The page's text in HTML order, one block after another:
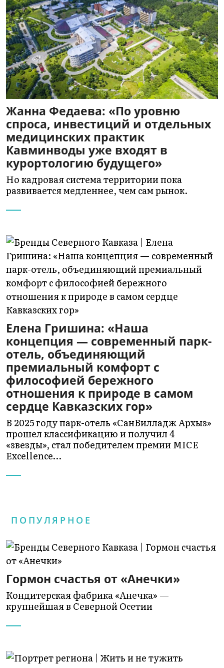
Жанна Федаева: «По уровню
спроса, инвестиций и отдельных
медицинских практик
Кавминводы уже входят в
курортологию будущего»
Но кадровая система территории пока
развивается медленнее, чем сам рынок.
Елена Гришина: «Наша
концепция — современный парк-
отель, объединяющий
премиальный комфорт с
философией бережного
отношения к природе в самом
сердце Кавказских гор»
В 2025 году парк-отель «СанВилладж Архыз»
прошел классификацию и получил 4
«звезды», стал победителем премии MICE
Excellence…
ПОПУЛЯРНОЕ
Гормон счастья от «Анечки»
Кондитерская фабрика «Анечка» —
крупнейшая в Северной Осетии